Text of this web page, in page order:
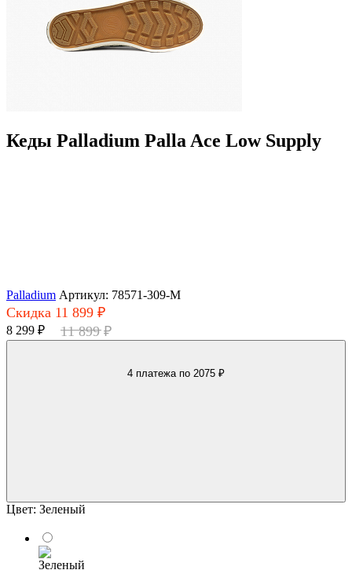
Кеды Palladium Palla Ace Low Supply
Palladium Артикул: 78571-309-M
Скидка 11 899 ₽
8 299 ₽ 11 899 ₽
4 платежа по 2075 ₽
Цвет: Зеленый